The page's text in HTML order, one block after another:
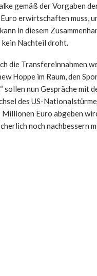
gemäß der Vorgaben
erwirtschaften muss,
in diesem
Nachteil droht.
die Transfereinnahmen
Hoppe im Raum, den
sollen nun Gespräche mit
des US-
Euro abgeben
noch nachbessern